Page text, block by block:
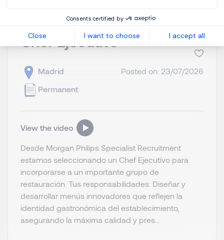
Consents certified by
Close I want to choose I accept all
Chef Ejecutivo
Madrid
Permanent
Posted on: 23/07/2026
View the video
Desde Morgan Philips Specialist Recruitment
estamos seleccionando un Chef Ejecutivo para
incorporarse a un importante grupo de
restauración. Tus responsabilidades: Diseñar y
desarrollar menús innovadores que reflejen la
identidad gastronómica del establecimiento,
asegurando la máxima calidad y pres...